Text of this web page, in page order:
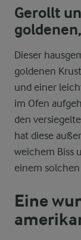
Gerollt
Dieser
goldenen
und einer
im Ofen
den
hat diese
weichem Biss
einem
Eine